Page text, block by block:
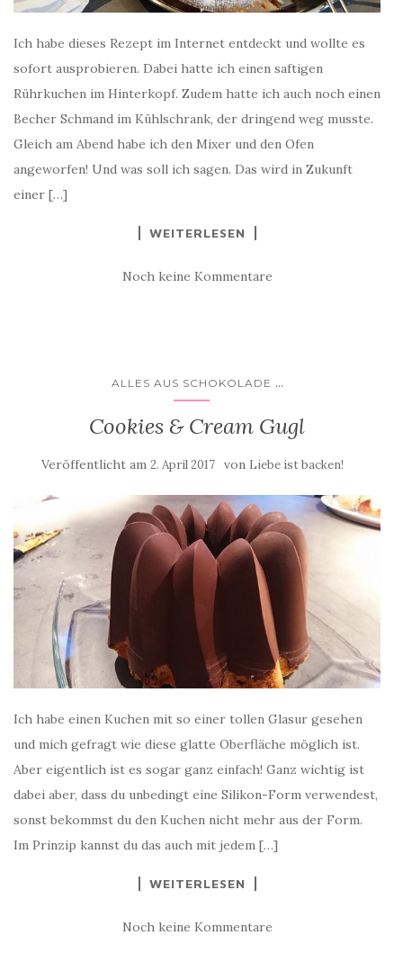
Ich habe dieses Rezept im Internet entdeckt und wollte es
sofort ausprobieren. Dabei hatte ich einen saftigen
Rührkuchen im Hinterkopf. Zudem hatte ich auch noch einen
Becher Schmand im Kühlschrank, der dringend weg musste.
Gleich am Abend habe ich den Mixer und den Ofen
angeworfen! Und was soll ich sagen. Das wird in Zukunft
einer […]
WEITERLESEN
Noch keine Kommentare
ALLES AUS SCHOKOLADE ...
Cookies & Cream Gugl
Veröffentlicht am 2. April 2017 von Liebe ist backen!
Ich habe einen Kuchen mit so einer tollen Glasur gesehen
und mich gefragt wie diese glatte Oberfläche möglich ist.
Aber eigentlich ist es sogar ganz einfach! Ganz wichtig ist
dabei aber, dass du unbedingt eine Silikon-Form verwendest,
sonst bekommst du den Kuchen nicht mehr aus der Form.
Im Prinzip kannst du das auch mit jedem […]
WEITERLESEN
Noch keine Kommentare